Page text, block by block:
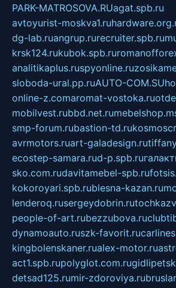
PARK-MATROSOVA.RUagat.spb.ru
avtoyurist-moskva1.ru
dg-lab.ruangrup.rurecruiter.spb.ru
krsk124.rukubok.spb.ru
analitikaplus.ruspyonline.ru
sloboda-ural.pp.ruAUTO-COM.SU
online-z.comaromat-vostoka.ru
mobilvest.rubbd.net.ru
smp-forum.rubastion-td.ru
avrmotors.ruart-galadesign.ru
ecostep-samara.rud-p.spb.ru
sko.com.rudavitamebel-spb.ru
kokoroyari.spb.rublesna-kazan.ru
lenderoq.rusergeydobrin.ru
people-of-art.rubezzubova.ru
dynamoauto.ruszk-favorit.ru
kingbolenskaner.rualex-motor.ru
act1.spb.rupolyglot.com.ru
detsad125.rumir-zdoroviya.ru